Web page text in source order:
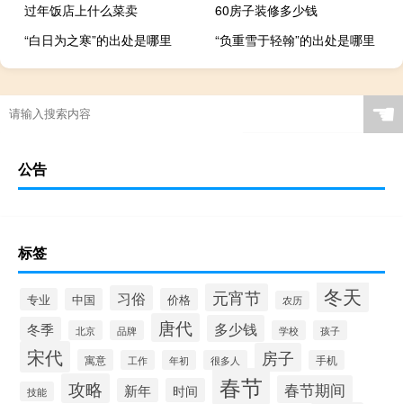
过年饭店上什么菜卖
60房子装修多少钱
“白日为之寒”的出处是哪里
“负重雪于轻翰”的出处是哪里
☚
公告
标签
专业 中国 习俗 价格 元宵节 农历 冬天
冬季 北京 品牌 唐代 多少钱 学校 孩子
宋代 寓意 工作 年初 很多人 房子 手机
技能 攻略 新年 时间 春节 春节期间